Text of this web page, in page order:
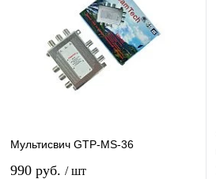
Мультисвич GTP-MS-36
990 руб. / шт